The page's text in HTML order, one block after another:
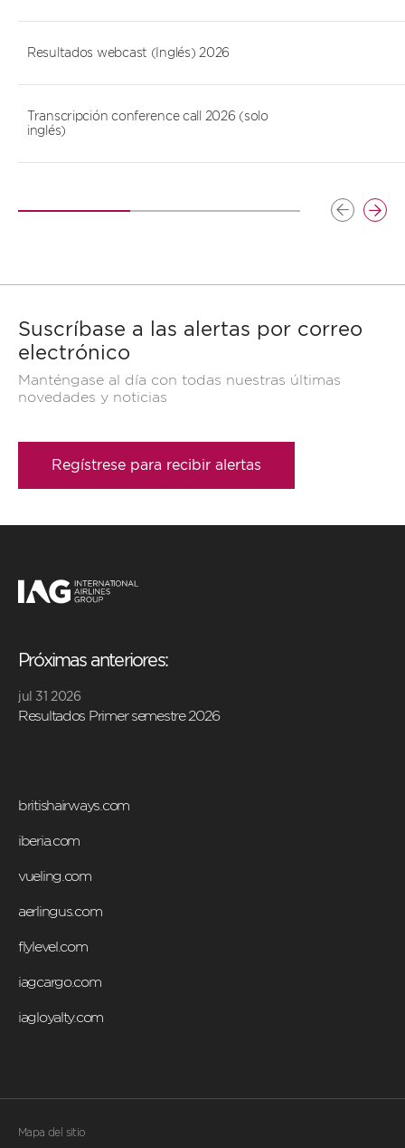
Resultados webcast (Inglés) 2026
Transcripción conference call 2026 (solo
inglés)
Izquierda
Suscríbase a las alertas por correo
electrónico
Manténgase al día con todas nuestras últimas
novedades y noticias
Regístrese para recibir alertas
Próximas anteriores:
jul 31 2026
Resultados Primer semestre 2026
britishairways.com
iberia.com
vueling.com
aerlingus.com
flylevel.com
iagcargo.com
iagloyalty.com
Mapa del sitio